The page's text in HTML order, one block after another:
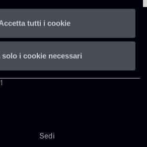
tutti i cookie
solo i cookie necessari
Sedi